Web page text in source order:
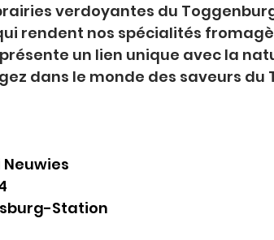
verdoyantes du
rendent nos spécialités
un lien unique avec la
dans le monde des saveurs
Station